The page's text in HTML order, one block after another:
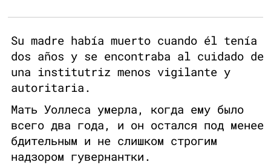
Su madre había muerto cuando él tenía
dos años y se encontraba al cuidado de
una institutriz menos vigilante y
autoritaria.
Мать Уоллеса умерла, когда ему было
всего два года, и он остался под менее
бдительным и не слишком строгим
надзором гувернантки.